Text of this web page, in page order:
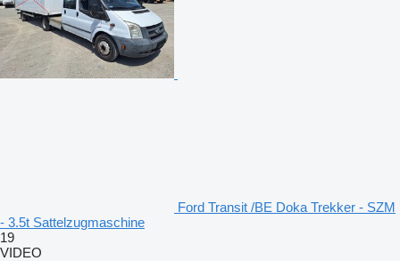
Ford Transit /BE Doka Trekker - SZM
- 3.5t Sattelzugmaschine
19
VIDEO